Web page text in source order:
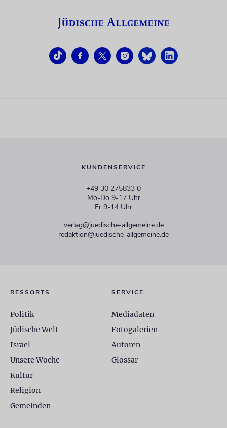
KUNDENSERVICE
+49 30 275833 0
Mo-Do 9-17 Uhr
Fr 9-14 Uhr
verlag@juedische-allgemeine.de
redaktion@juedische-allgemeine.de
RESSORTS
Politik
Jüdische Welt
Israel
Unsere Woche
Kultur
Religion
Gemeinden
SERVICE
Mediadaten
Fotogalerien
Autoren
Glossar